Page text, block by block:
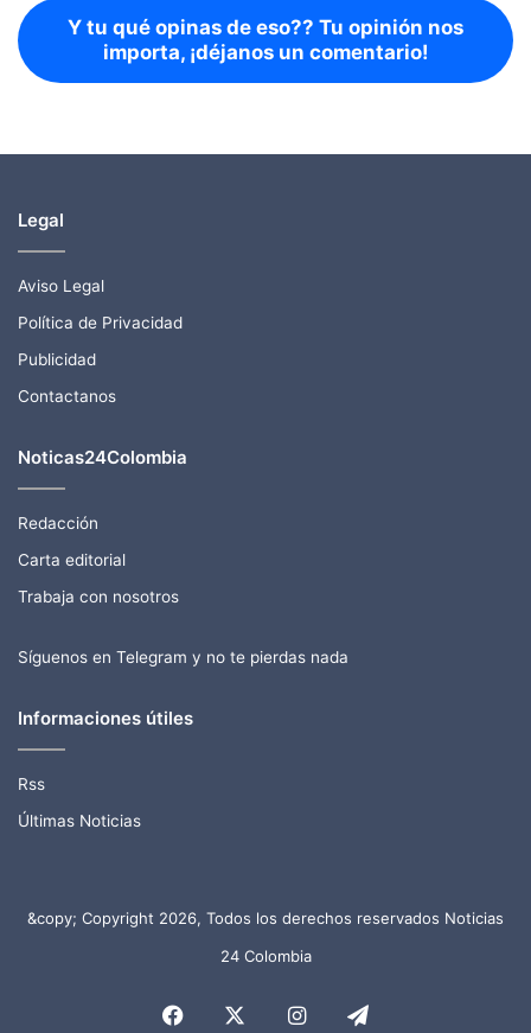
Y tu qué opinas de eso?? Tu opinión nos
importa, ¡déjanos un comentario!
Legal
Aviso Legal
Política de Privacidad
Publicidad
Contactanos
Noticas24Colombia
Redacción
Carta editorial
Trabaja con nosotros
Síguenos en Telegram y no te pierdas nada
Informaciones útiles
Rss
Últimas Noticias
&copy; Copyright 2026, Todos los derechos reservados Noticias
24 Colombia
Facebook InstagramTelegram